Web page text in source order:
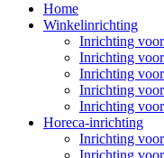
Home
Winkelinrichting
Inrichting
Inrichting
Inrichting
Inrichting
Inrichting
Horeca-inrichting
Inrichting
Inrichting voor